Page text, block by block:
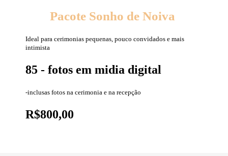
Pacote Sonho de Noiva
Ideal para cerimonias pequenas, pouco convidados e mais
intimista
85 - fotos em midia digital
-inclusas fotos na cerimonia e na recepção
R$800,00